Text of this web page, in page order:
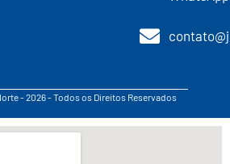
- 2026 - Todos os Direitos Reservados